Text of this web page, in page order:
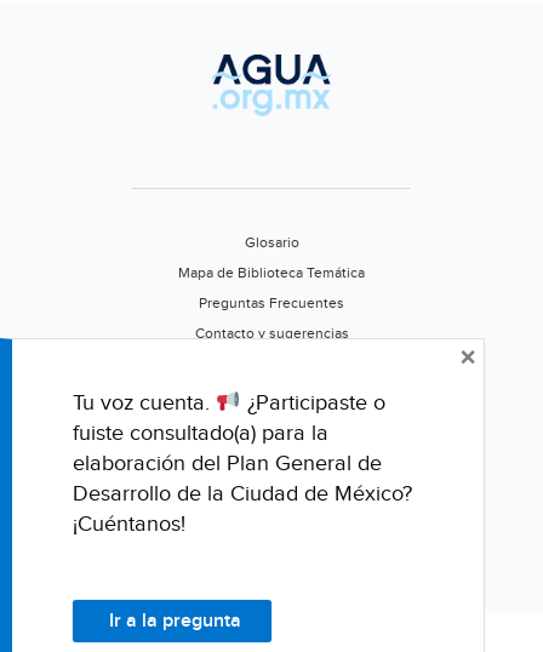
clandestina
Glosario
Mapa de Biblioteca Temática
Preguntas Frecuentes
Contacto y sugerencias
Califica este portal
Tu voz cuenta.
¿Participaste o
fuiste consultado(a) para la
elaboración del Plan General de
Desarrollo de la Ciudad de México?
¡Cuéntanos!
Ir a la pregunta
×